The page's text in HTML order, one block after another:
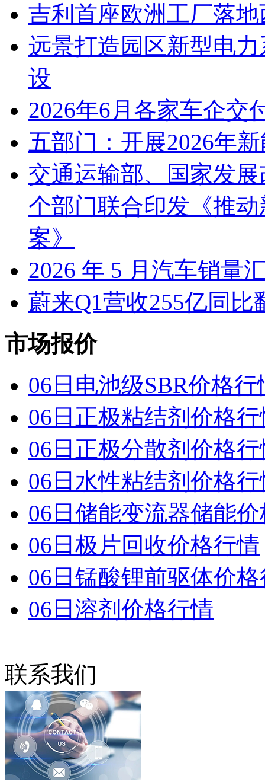
吉利首座欧洲工厂落
远景打造园区新型电
设
2026年6月各家车企交
五部门：开展2026年
交通运输部、国家发
个部门联合印发《推
案》
2026 年 5 月汽车销量
蔚来Q1营收255亿同
市场报价
06日电池级SBR价格行
06日正极粘结剂价格行
06日正极分散剂价格行
06日水性粘结剂价格行
06日储能变流器储能
06日极片回收价格行情
06日锰酸锂前驱体价
06日溶剂价格行情
联系我们